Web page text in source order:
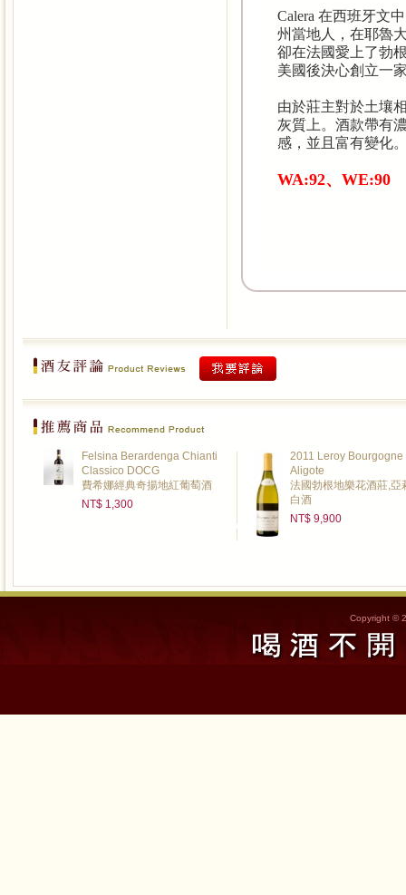
Calera 在西班牙文
州當地人，在耶魯
卻在法國愛上了勃
美國後決心創立一
由於莊主對於土壤
灰質上。酒款帶有
感，並且富有變化
WA:92、WE:90
Felsina Berardenga Chianti
Classico DOCG
費希娜經典奇揚地紅葡萄酒
NT$ 1,300
2011 Leroy Bourgogne
Aligote
法國勃根地樂花酒莊,亞
白酒
NT$ 9,900
Copyright ©